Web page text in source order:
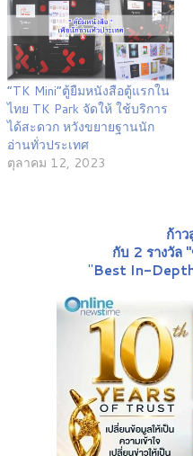
“TK Mini”ตู้ยืมหนังสือตู้แรกใน
ไทย TK Park จัดให้ ใช้บริการ
ได้สะดวก หวังขยายฐานนัก
อ่านทั่วประเทศ
ตุลาคม 12, 2023
ก้า
กับ 2 รางวัล
"Best In-